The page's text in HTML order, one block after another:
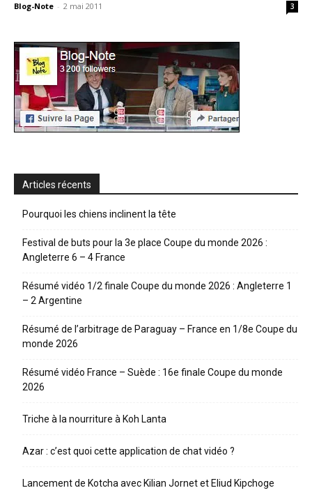
Blog-Note - 2 mai 2011 3
Articles récents
Pourquoi les chiens inclinent la tête
Festival de buts pour la 3e place Coupe du monde 2026 :
Angleterre 6 – 4 France
Résumé vidéo 1/2 finale Coupe du monde 2026 : Angleterre 1
– 2 Argentine
Résumé de l’arbitrage de Paraguay – France en 1/8e Coupe du
monde 2026
Résumé vidéo France – Suède : 16e finale Coupe du monde
2026
Triche à la nourriture à Koh Lanta
Azar : c’est quoi cette application de chat vidéo ?
Lancement de Kotcha avec Kilian Jornet et Eliud Kipchoge